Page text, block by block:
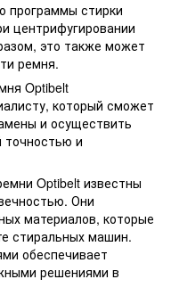
программы стирки
центрифугировании
это также может
ремня.
Optibelt
который сможет
и осуществить
точностью и
Optibelt известны
Они
материалов, которые
стиральных машин.
обеспечивает
решениями в